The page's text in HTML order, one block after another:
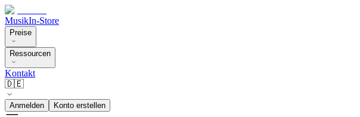
MusikIn-Store
Preise
Ressourcen
Kontakt
🇩🇪
Anmelden Konto erstellen